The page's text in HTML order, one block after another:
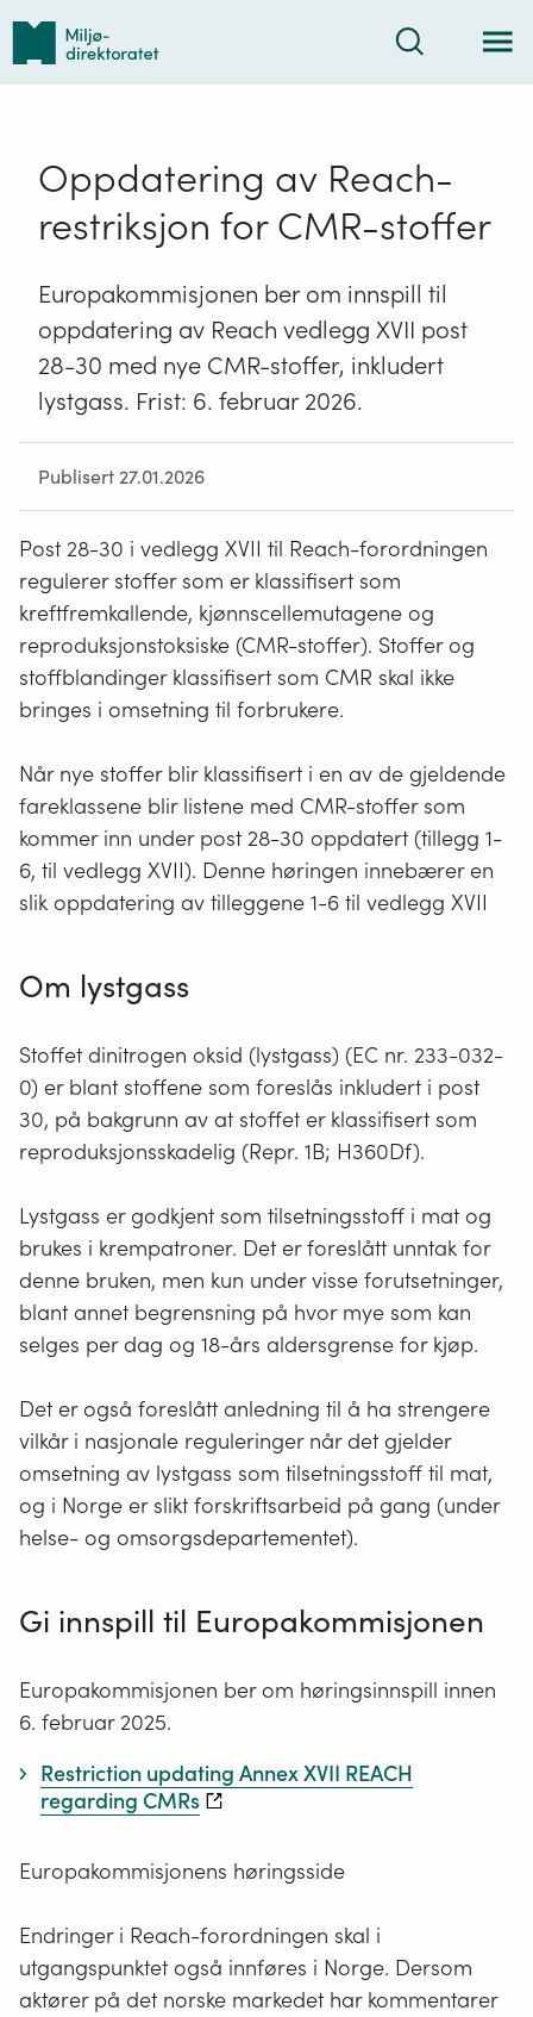
Tilbake
forsiden
Søk
Oppdatering av Reach-
restriksjon for CMR-stoffer
Europakommisjonen ber om innspill til
oppdatering av Reach vedlegg XVII post
28-30 med nye CMR-stoffer, inkludert
lystgass. Frist: 6. februar 2026.
Publisert 27.01.2026
Post 28-30 i vedlegg XVII til Reach-forordningen
regulerer stoffer som er klassifisert som
kreftfremkallende, kjønnscellemutagene og
reproduksjonstoksiske (CMR-stoffer). Stoffer og
stoffblandinger klassifisert som CMR skal ikke
bringes i omsetning til forbrukere.
Når nye stoffer blir klassifisert i en av de gjeldende
fareklassene blir listene med CMR-stoffer som
kommer inn under post 28-30 oppdatert (tillegg 1-
6, til vedlegg XVII). Denne høringen innebærer en
slik oppdatering av tilleggene 1-6 til vedlegg XVII
Om lystgass
Stoffet dinitrogen oksid (lystgass) (EC nr. 233-032-
0) er blant stoffene som foreslås inkludert i post
30, på bakgrunn av at stoffet er klassifisert som
reproduksjonsskadelig (Repr. 1B; H360Df).
Lystgass er godkjent som tilsetningsstoff i mat og
brukes i krempatroner. Det er foreslått unntak for
denne bruken, men kun under visse forutsetninger,
blant annet begrensning på hvor mye som kan
selges per dag og 18-års aldersgrense for kjøp.
Det er også foreslått anledning til å ha strengere
vilkår i nasjonale reguleringer når det gjelder
omsetning av lystgass som tilsetningsstoff til mat,
og i Norge er slikt forskriftsarbeid på gang (under
helse- og omsorgsdepartementet).
Gi innspill til Europakommisjonen
Europakommisjonen ber om høringsinnspill innen
6. februar 2025.
Restriction updating Annex XVII REACH
regarding CMRs
Europakommisjonens høringsside
Endringer i Reach-forordningen skal i
utgangspunktet også innføres i Norge. Dersom
aktører på det norske markedet har kommentarer